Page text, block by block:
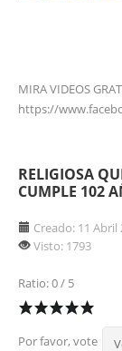
MIRA VIDEOS
https://
RELIGIOSA
CUMPLE 102
Creado: 11 Abril
Visto: 1793
Ratio: 0 / 5
Por favor, vote